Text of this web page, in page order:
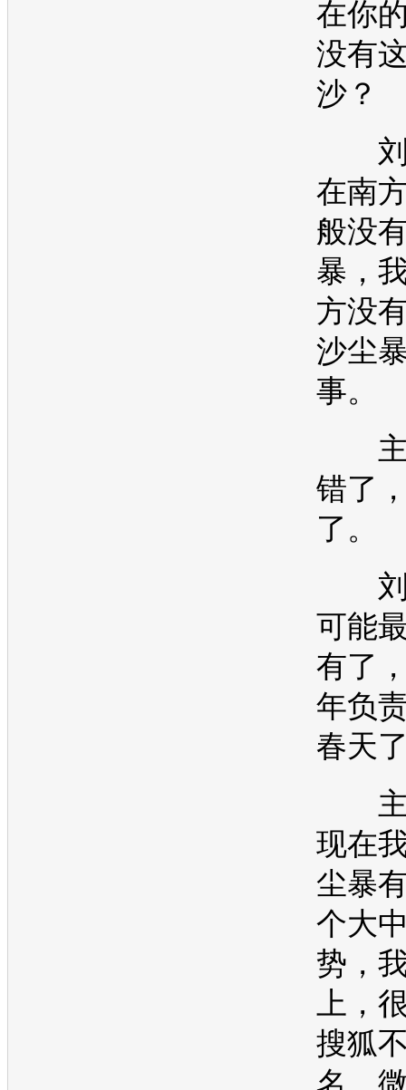
在你
没有
沙？
刘
在南
般没
暴，
方没
沙尘
事。
主
错了
了。
刘
可能
有了
年负
春天
主
现在
尘暴
个大
势，
上，
搜狐
名，